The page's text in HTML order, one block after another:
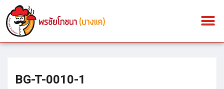
BG-T-0010-1